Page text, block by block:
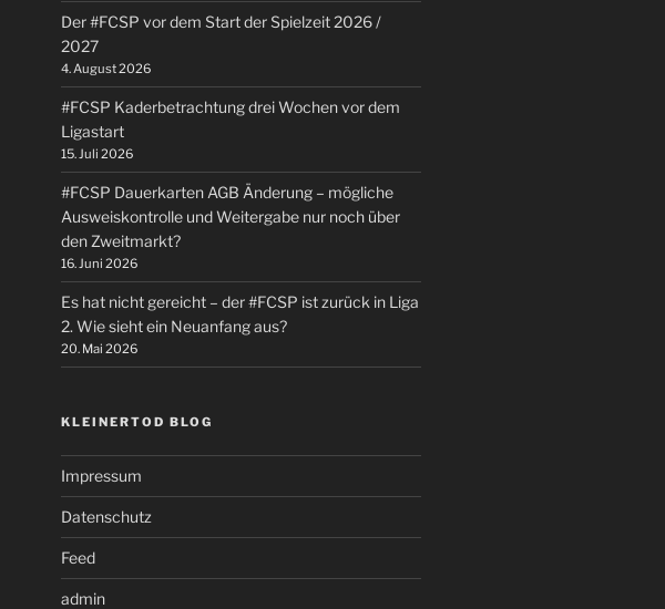
Der #FCSP vor dem Start der Spielzeit 2026 /
2027
4. August 2026
#FCSP Kaderbetrachtung drei Wochen vor dem
Ligastart
15. Juli 2026
#FCSP Dauerkarten AGB Änderung – mögliche
Ausweiskontrolle und Weitergabe nur noch über
den Zweitmarkt?
16. Juni 2026
Es hat nicht gereicht – der #FCSP ist zurück in Liga
2. Wie sieht ein Neuanfang aus?
20. Mai 2026
KLEINERTOD BLOG
Impressum
Datenschutz
Feed
admin